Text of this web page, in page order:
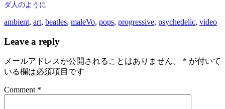
ダ人のように
ambient, art, beatles, maleVo, pops, progressive, psychedelic, video
Leave a reply
メールアドレスが公開されることはありません。 * が付いて
いる欄は必須項目です
Comment *